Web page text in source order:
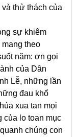
thử thách của
sự khiêm
theo
năm: ơn gọi
của Dân
Lễ, những lần
đau khổ
xua tan mọi
của lo toan mục
chúng con